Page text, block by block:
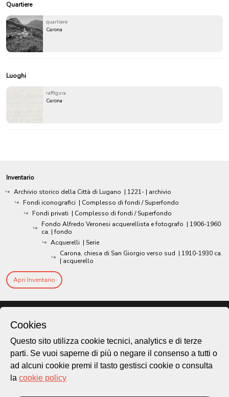
Quartiere
quartiere
Carona
Luoghi
raffigura
Carona
Inventario
Archivio storico della Città di Lugano | 1221- | archivio
Fondi iconografici | Complesso di fondi / Superfondo
Fondi privati | Complesso di fondi / Superfondo
Fondo Alfredo Veronesi acquerellista e fotografo | 1906-1960
ca. | fondo
Acquerelli | Serie
Carona, chiesa di San Giorgio verso sud | 1910-1930 ca.
| acquerello
Apri Inventario
Cookies
Questo sito utilizza cookie tecnici, analytics e di terze
parti. Se vuoi saperne di più o negare il consenso a tutti o
ad alcuni cookie premi il tasto gestisci cookie o consulta
la cookie policy